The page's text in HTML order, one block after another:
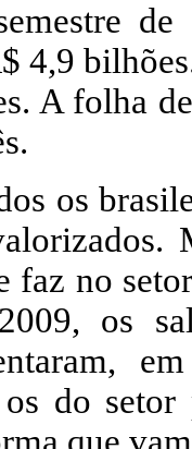
4,9
A folha
os
faz no
os
do